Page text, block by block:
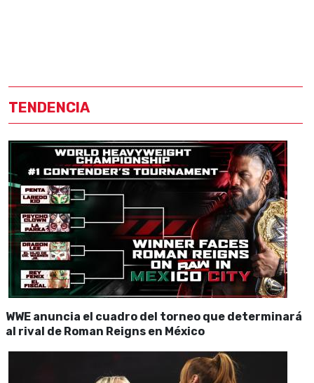
TENDENCIA
WWE anuncia el cuadro del torneo que determinará
al rival de Roman Reigns en México